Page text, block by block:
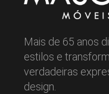
Mais de 65 anos
estilos e
verdadeiras
design.